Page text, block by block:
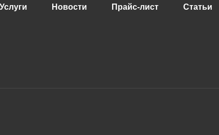
Услуги Новости Прайс-лист Статьи